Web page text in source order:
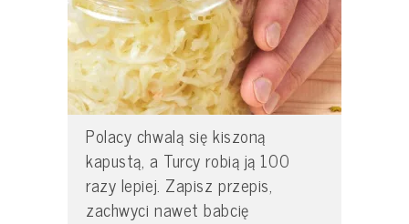
Polacy chwalą się kiszoną
kapustą, a Turcy robią ją 100
razy lepiej. Zapisz przepis,
zachwyci nawet babcię